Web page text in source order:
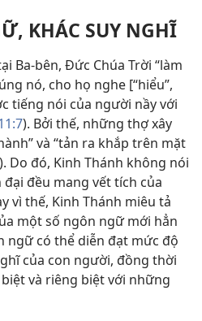
KHÁC SUY NGHĨ
Ba-bên, Ðức Chúa Trời “làm
nó, cho họ nghe [“hiểu”,
tiếng nói của người nầy với
). Bởi thế, những thợ xây
và “tản ra khắp trên mặt
). Do đó, Kinh Thánh không nói
đều mang vết tích của
vì thế, Kinh Thánh miêu tả
một số ngôn ngữ mới hẳn
ngữ có thể diễn đạt mức độ
của con người, đồng thời
và riêng biệt với những